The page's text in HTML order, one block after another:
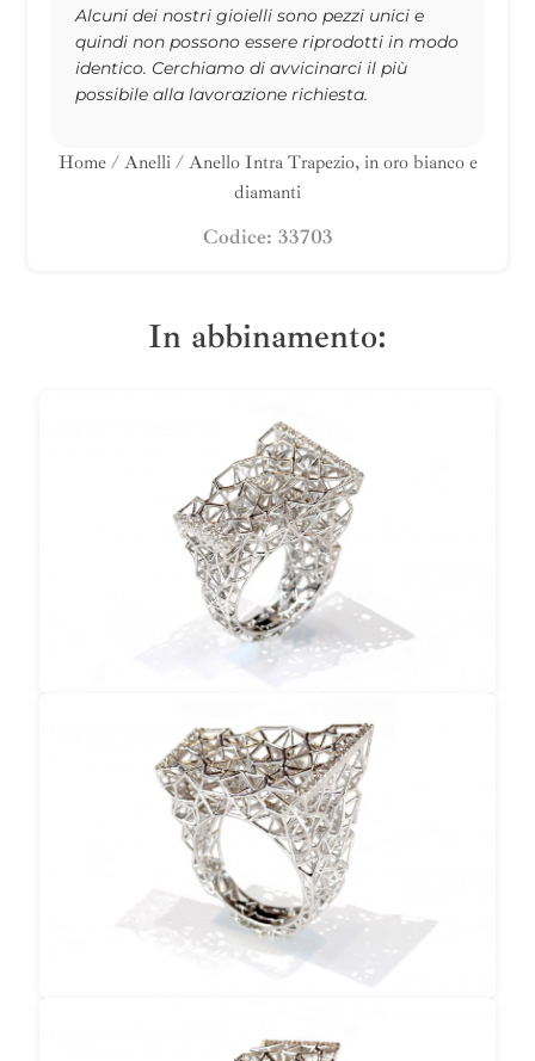
Alcuni dei nostri gioielli sono pezzi unici e
quindi non possono essere riprodotti in modo
identico. Cerchiamo di avvicinarci il più
possibile alla lavorazione richiesta.
Home/ Anelli/ Anello Intra Trapezio, in oro bianco e
diamanti
Codice: 33703
In abbinamento: